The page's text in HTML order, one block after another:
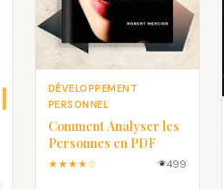
DÉVELOPPEMENT
PERSONNEL
Comment Analyser les
Personnes en PDF
★★★★☆ 499